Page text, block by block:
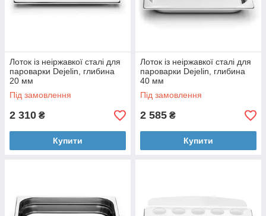
Лоток із неіржавкої сталі для
пароварки Dejelin, глибина
20 мм
Під замовлення
2 310 ₴
Купити
Лоток із неіржавкої сталі для
пароварки Dejelin, глибина
40 мм
Під замовлення
2 585 ₴
Купити